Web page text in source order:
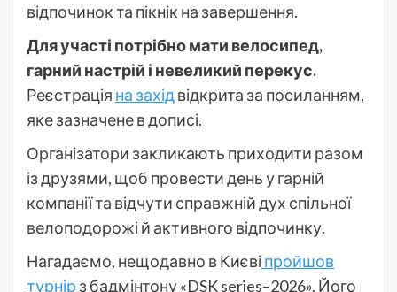
відпочинок та пікнік на завершення.
Для участі потрібно мати велосипед,
гарний настрій і невеликий перекус.
Реєстрація на західвідкрита за посиланням,
яке зазначене в дописі.
Організатори закликають приходити разом
із друзями, щоб провести день у гарній
компанії та відчути справжній дух спільної
велоподорожі й активного відпочинку.
Нагадаємо, нещодавно в Києві пройшов
турнір з бадмінтону «DSK series–2026». Його